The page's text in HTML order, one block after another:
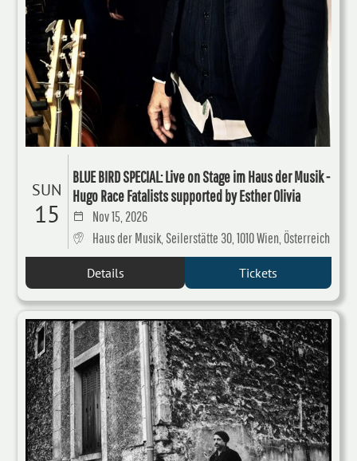
SUN
15
BLUE BIRD SPECIAL: Live on Stage im Haus der Musik -
Hugo Race Fatalists supported by Esther Olivia
Nov 15, 2026
Haus der Musik, Seilerstätte 30, 1010 Wien, Österreich
Details Tickets